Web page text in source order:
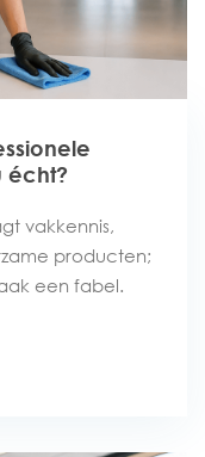
écht?
vakkennis,
producten;
een fabel.